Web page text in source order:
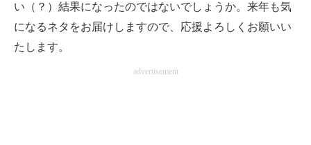
い（？）結果になったのではないでしょうか。来年も気
になるネタをお届けしますので、応援よろしくお願いい
たします。
advertisement